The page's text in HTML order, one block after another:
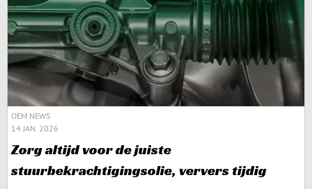
OEM NEWS
14 JAN. 2026
Zorg altijd voor de juiste
stuurbekrachtigingsolie, ververs tijdig